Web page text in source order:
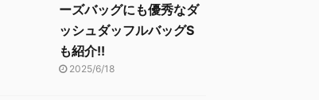
ーズバッグにも優秀なダ
ッシュダッフルバッグS
も紹介!!
2025/6/18